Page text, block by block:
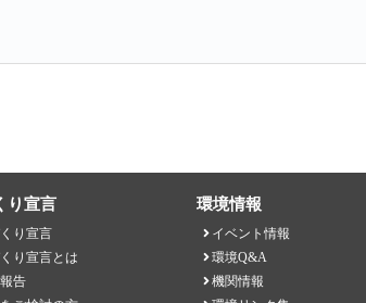
り宣言
り宣言
り宣言とは
告
環境情報
イベント情報
環境Q&A
機関情報